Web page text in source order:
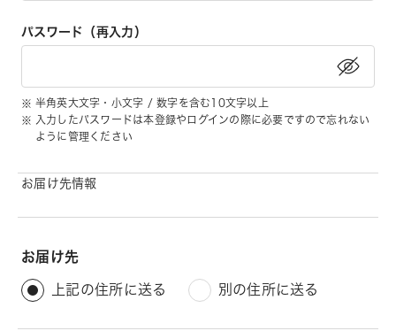
パスワード（再入力）
半角英大文字・小文字 / 数字を含む10文字以上
入力したパスワードは本登録やログインの際に必要ですので忘れない
ように管理ください
お届け先情報
お届け先
上記の住所に送る 別の住所に送る